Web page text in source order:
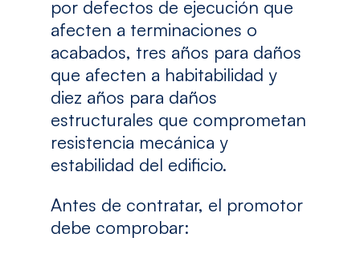
por defectos de ejecución que
afecten a terminaciones o
acabados, tres años para daños
que afecten a habitabilidad y
diez años para daños
estructurales que comprometan
resistencia mecánica y
estabilidad del edificio.
Antes de contratar, el promotor
debe comprobar: